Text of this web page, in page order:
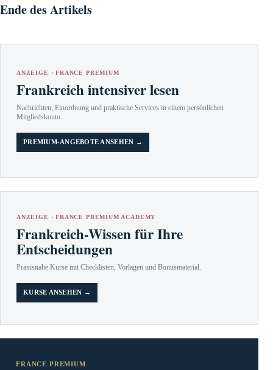
Ende des Artikels
ANZEIGE · FRANCE PREMIUM
Frankreich intensiver lesen
Nachrichten, Einordnung und praktische Services in einem persönlichen
Mitgliedskonto.
PREMIUM-ANGEBOTE ANSEHEN →
ANZEIGE · FRANCE PREMIUM ACADEMY
Frankreich-Wissen für Ihre
Entscheidungen
Praxisnahe Kurse mit Checklisten, Vorlagen und Bonusmaterial.
KURSE ANSEHEN →
FRANCE PREMIUM